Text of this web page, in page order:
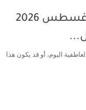
أبراج اليوم الخميس 6 أغسطس 2026
اليوم، أو قد يكون هذا